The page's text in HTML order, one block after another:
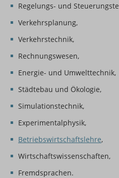
Regelungs- und
Verkehrsplanung,
Verkehrstechnik,
Rechnungswesen,
Energie- und Umwelttechnik,
Städtebau und Ökologie,
Simulationstechnik,
Experimentalphysik,
Betriebswirtschaftslehre,
Wirtschaftswissenschaften,
Fremdsprachen.